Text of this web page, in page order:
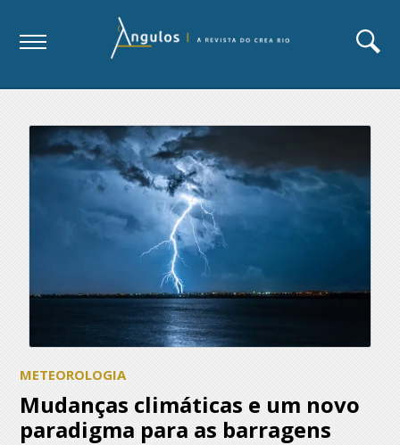
METEOROLOGIA
Mudanças climáticas e um novo
paradigma para as barragens